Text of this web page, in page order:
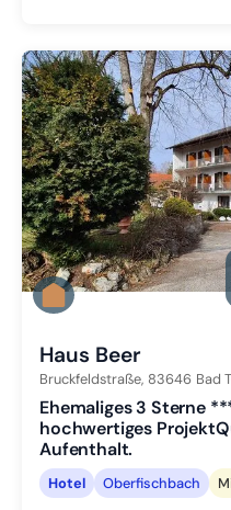
Haus Beer
Bruckfeldstraße, 83646 Bad
Ehemaliges 3 Sterne
hochwertiges
Aufenthalt.
Hotel Oberfischbach